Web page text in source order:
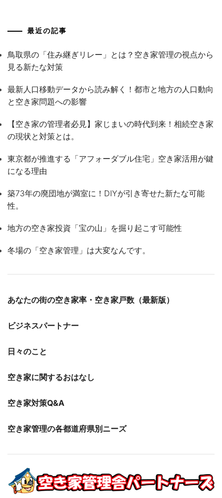
最近の記事
鳥取県の「住み継ぎリレー」とは？空き家管理の視点から
見る新たな対策
最新人口移動データから読み解く！都市と地方の人口動向
と空き家問題への影響
【空き家の管理者必見】家じまいの時代到来！相続空き家
の現状と対策とは。
東京都が推進する「アフォーダブル住宅」空き家活用が鍵
になる理由
築73年の廃団地が満室に！DIYが引き寄せた新たな可能
性。
地方の空き家投資「宝の山」を掘り起こす可能性
冬場の「空き家管理」は大変なんです。
あなたの街の空き家率・空き家戸数（最新版）
ビジネスパートナー
日々のこと
空き家に関するおはなし
空き家対策Q&A
空き家管理の各都道府県別ニーズ